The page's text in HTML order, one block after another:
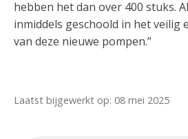
hebben het dan over 400 stuks.
inmiddels geschoold in het veilig
van deze nieuwe pompen.”
Laatst bijgewerkt op: 08 mei 2025